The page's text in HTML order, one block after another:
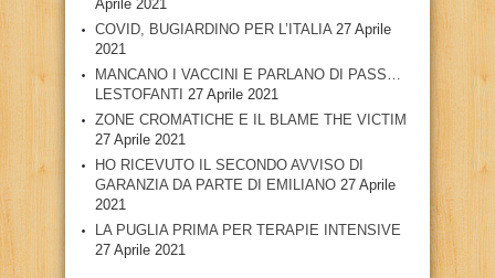
Aprile 2021
COVID, BUGIARDINO PER L’ITALIA 27 Aprile
2021
MANCANO I VACCINI E PARLANO DI PASS…
LESTOFANTI 27 Aprile 2021
ZONE CROMATICHE E IL BLAME THE VICTIM
27 Aprile 2021
HO RICEVUTO IL SECONDO AVVISO DI
GARANZIA DA PARTE DI EMILIANO 27 Aprile
2021
LA PUGLIA PRIMA PER TERAPIE INTENSIVE
27 Aprile 2021